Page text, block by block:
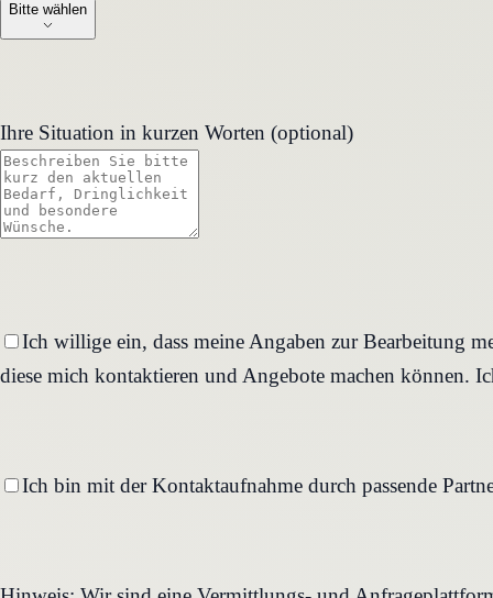
Bitte wählen
Ihre Situation in kurzen Worten (optional)
Ich willige ein, dass meine Angaben zur Bearbeitung
diese mich kontaktieren und Angebote machen können.
Ich bin mit der Kontaktaufnahme durch passende